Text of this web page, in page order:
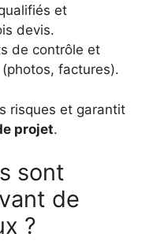
et
devis.
de contrôle et
factures).
risques et garantit
projet.
sont
de
?